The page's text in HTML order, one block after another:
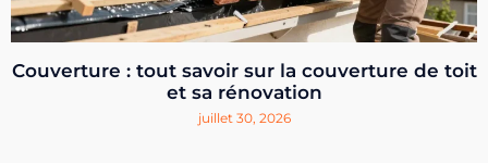
Couverture : tout savoir sur la couverture de toit
et sa rénovation
juillet 30, 2026